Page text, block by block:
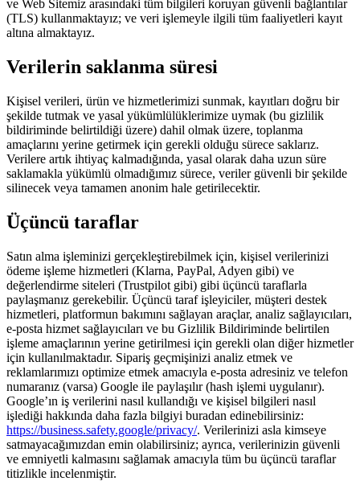
ve Web Sitemiz arasındaki tüm bilgileri koruyan güvenli bağlantılar
(TLS) kullanmaktayız; ve veri işlemeyle ilgili tüm faaliyetleri kayıt
altına almaktayız.
Verilerin saklanma süresi
Kişisel verileri, ürün ve hizmetlerimizi sunmak, kayıtları doğru bir
şekilde tutmak ve yasal yükümlülüklerimize uymak (bu gizlilik
bildiriminde belirtildiği üzere) dahil olmak üzere, toplanma
amaçlarını yerine getirmek için gerekli olduğu sürece saklarız.
Verilere artık ihtiyaç kalmadığında, yasal olarak daha uzun süre
saklamakla yükümlü olmadığımız sürece, veriler güvenli bir şekilde
silinecek veya tamamen anonim hale getirilecektir.
Üçüncü taraflar
Satın alma işleminizi gerçekleştirebilmek için, kişisel verilerinizi
ödeme işleme hizmetleri (Klarna, PayPal, Adyen gibi) ve
değerlendirme siteleri (Trustpilot gibi) gibi üçüncü taraflarla
paylaşmanız gerekebilir. Üçüncü taraf işleyiciler, müşteri destek
hizmetleri, platformun bakımını sağlayan araçlar, analiz sağlayıcıları,
e-posta hizmet sağlayıcıları ve bu Gizlilik Bildiriminde belirtilen
işleme amaçlarının yerine getirilmesi için gerekli olan diğer hizmetler
için kullanılmaktadır. Sipariş geçmişinizi analiz etmek ve
reklamlarımızı optimize etmek amacıyla e-posta adresiniz ve telefon
numaranız (varsa) Google ile paylaşılır (hash işlemi uygulanır).
Google’ın iş verilerini nasıl kullandığı ve kişisel bilgileri nasıl
işlediği hakkında daha fazla bilgiyi buradan edinebilirsiniz:
https://business.safety.google/privacy/. Verilerinizi asla kimseye
satmayacağımızdan emin olabilirsiniz; ayrıca, verilerinizin güvenli
ve emniyetli kalmasını sağlamak amacıyla tüm bu üçüncü taraflar
titizlikle incelenmiştir.